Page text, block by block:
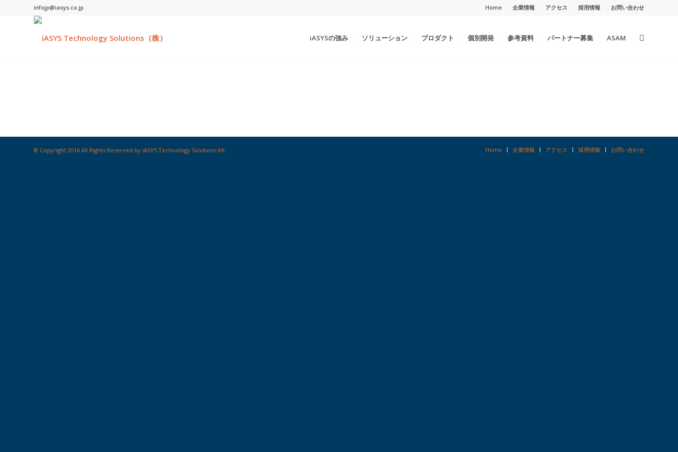
Home 企業情報 アクセス 採用情報 お問い合わせ
infojp@iasys.co.jp
iASYSの強み ソリューション プロダクト 個別開発 参考資料 パートナー募集 ASAM
© Copyright 2016 All Rights Reserved by iASYS Technology Solutions KK. Home 企業情報 アクセス 採用情報 お問い合わせ